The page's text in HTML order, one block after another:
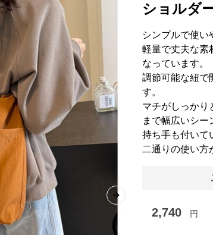
Next slide
ショルダ
シンプルで使い
軽量で丈夫な素
なっています。
調節可能な紐で
す。
マチがしっかり
まで幅広いシー
持ち手も付いて
二通りの使い方
2,740 円